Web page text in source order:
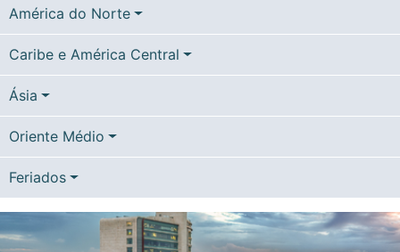
América do Norte
Caribe e América Central
Ásia
Oriente Médio
Feriados